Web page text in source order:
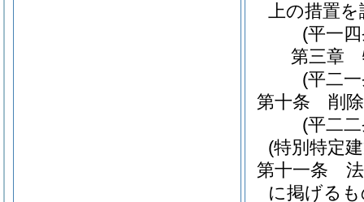
上の措置
(平一
第三章
(平二
第十条
削除
(平二
(特別特定
第十一条
に掲げる